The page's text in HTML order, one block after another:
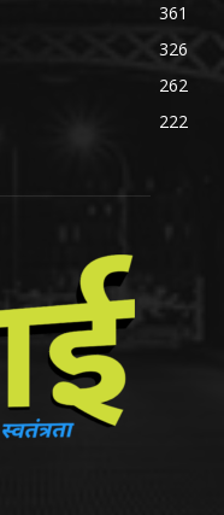
361
326
262
222